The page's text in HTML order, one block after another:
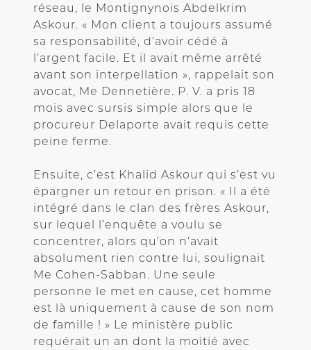
réseau, le Montignynois Abdelkrim
Askour. « Mon client a toujours assumé
sa responsabilité, d’avoir cédé à
l’argent facile. Et il avait même arrêté
avant son interpellation », rappelait son
avocat, Me Dennetière. P. V. a pris 18
mois avec sursis simple alors que le
procureur Delaporte avait requis cette
peine ferme.
Ensuite, c’est Khalid Askour qui s’est vu
épargner un retour en prison. « Il a été
intégré dans le clan des frères Askour,
sur lequel l’enquête a voulu se
concentrer, alors qu’on n’avait
absolument rien contre lui, soulignait
Me Cohen-Sabban. Une seule
personne le met en cause, cet homme
est là uniquement à cause de son nom
de famille ! » Le ministère public
requérait un an dont la moitié avec